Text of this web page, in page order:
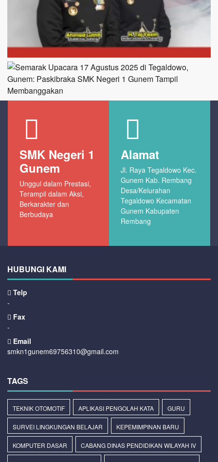
SMK Negeri 1
Gunem
Unggul dalam Prestasi,
Terampil dalam Aksi,
Berkarakter dan
Berbudaya
Alamat
Jl. Raya Tegaldowo Kec.
Gunem Kab. Rembang
Desa/Kelurahan
Tegaldowo Kecamatan
Gunem Kabupaten
Rembang
HUBUNGI KAMI
Telp
-
Fax
-
Email
smkn1gunem69756310@gmail.com
TAGS
TEKNIK OTOMOTIF APLIKASI PENGOLAH KATA GURU
SURVEI LINGKUNGAN BELAJAR KEPEMIMPINAN BARU
KOMPUTER DASAR CABANG DINAS PENDIDIKAN WILAYAH IV